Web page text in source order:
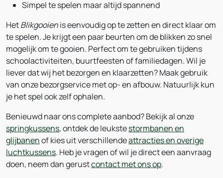
Simpel te spelen maar altijd spannend
HetBlikgooienis eenvoudig op te zetten en direct klaar om
te spelen. Je krijgt een paar beurten om de blikken zo snel
mogelijk om te gooien. Perfect om te gebruiken tijdens
schoolactiviteiten, buurtfeesten of familiedagen. Wil je
liever dat wij het bezorgen en klaarzetten? Maak gebruik
van onze bezorgservice met op- en afbouw. Natuurlijk kun
je het spel ook zelf ophalen.
Benieuwd naar ons complete aanbod? Bekijk al onze
springkussens, ontdek de leukstestormbanen en
glijbanenof kies uit verschillendeattracties en overige
luchtkussens. Heb je vragen of wil je direct een aanvraag
doen, neem dan gerustcontact met ons op.